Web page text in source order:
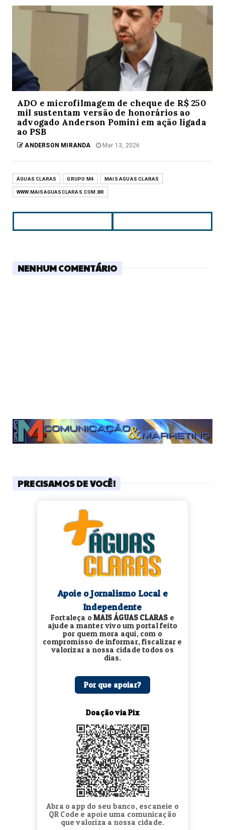
ADO e microfilmagem de cheque de R$ 250
mil sustentam versão de honorários ao
advogado Anderson Pomini em ação ligada
ao PSB
ANDERSON MIRANDA Mar 13, 2026
ÁGUAS CLARAS GRUPO M4 MAIS AGUAS CLARAS
WWW.MAISAGUASCLARAS.COM.BR
NENHUM COMENTÁRIO
PRECISAMOS DE VOCÊ!
Apoie o Jornalismo Local e
Independente
Fortaleça oMAIS ÁGUAS CLARAS e
ajude a manter vivo um portal feito
por quem mora aqui, com o
compromisso de informar, fiscalizar e
valorizar a nossa cidade todos os
dias.
Por que apoiar?
Doação via Pix
Abra o app do seu banco, escaneie o
QR Code e apoie uma comunicação
que valoriza a nossa cidade.